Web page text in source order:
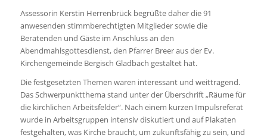
Assessorin Kerstin Herrenbrück begrüßte daher die 91
anwesenden stimmberechtigten Mitglieder sowie die
Beratenden und Gäste im Anschluss an den
Abendmahlsgottesdienst, den Pfarrer Breer aus der Ev.
Kirchengemeinde Bergisch Gladbach gestaltet hat.
Die festgesetzten Themen waren interessant und weittragend.
Das Schwerpunktthema stand unter der Überschrift „Räume für
die kirchlichen Arbeitsfelder“. Nach einem kurzen Impulsreferat
wurde in Arbeitsgruppen intensiv diskutiert und auf Plakaten
festgehalten, was Kirche braucht, um zukunftsfähig zu sein, und